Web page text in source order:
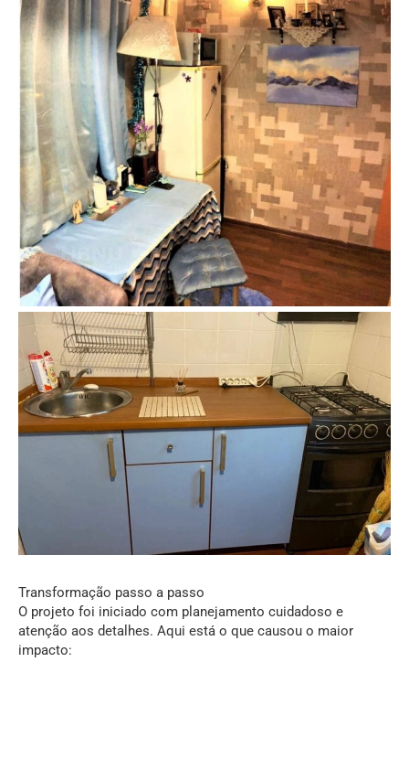
Transformação passo a passo
O projeto foi iniciado com planejamento cuidadoso e
atenção aos detalhes. Aqui está o que causou o maior
impacto: